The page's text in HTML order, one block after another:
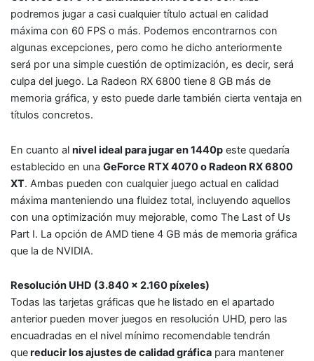
podremos jugar a casi cualquier título actual en calidad
máxima con 60 FPS o más. Podemos encontrarnos con
algunas excepciones, pero como he dicho anteriormente
será por una simple cuestión de optimización, es decir, será
culpa del juego. La Radeon RX 6800 tiene 8 GB más de
memoria gráfica, y esto puede darle también cierta ventaja en
títulos concretos.
En cuanto al nivel ideal para jugar en 1440p este quedaría
establecido en una GeForce RTX 4070 o Radeon RX 6800
XT. Ambas pueden con cualquier juego actual en calidad
máxima manteniendo una fluidez total, incluyendo aquellos
con una optimización muy mejorable, como The Last of Us
Part I. La opción de AMD tiene 4 GB más de memoria gráfica
que la de NVIDIA.
Resolución UHD (3.840 x 2.160 píxeles)
Todas las tarjetas gráficas que he listado en el apartado
anterior pueden mover juegos en resolución UHD, pero las
encuadradas en el nivel mínimo recomendable tendrán
quereducir los ajustes de calidad gráfica para mantener